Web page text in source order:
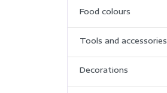
Food colours
Tools and accessories
Decorations